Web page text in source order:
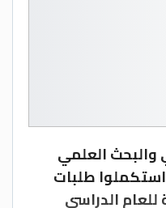
والبحث العلمي
استكملوا طلبات
للعام الدراسي